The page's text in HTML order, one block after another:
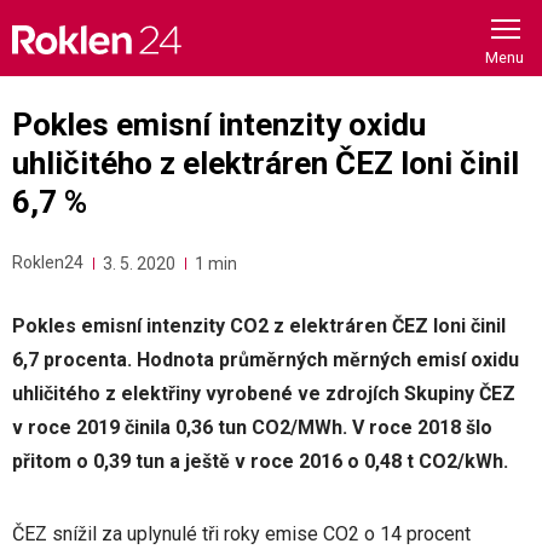
content
Pokles emisní intenzity oxidu
uhličitého z elektráren ČEZ loni činil
6,7 %
Roklen24 3. 5. 2020 1 min
Pokles emisní intenzity CO2 z elektráren ČEZ loni činil
6,7 procenta. Hodnota průměrných měrných emisí oxidu
uhličitého z elektřiny vyrobené ve zdrojích Skupiny ČEZ
v roce 2019 činila 0,36 tun CO2/MWh. V roce 2018 šlo
přitom o 0,39 tun a ještě v roce 2016 o 0,48 t CO2/kWh.
ČEZ snížil za uplynulé tři roky emise CO2 o 14 procent